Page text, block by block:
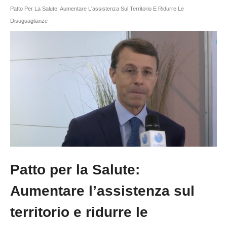
Patto Per La Salute: Aumentare L'assistenza Sul Territorio E Ridurre Le
Disuguaglianze
Patto per la Salute:
Aumentare l’assistenza sul
territorio e ridurre le